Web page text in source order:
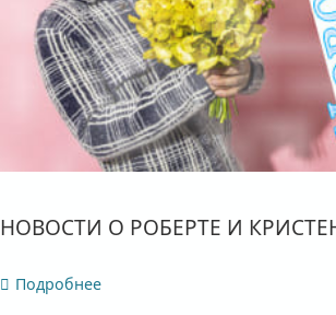
НОВОСТИ О РОБЕРТЕ И
Подробнее